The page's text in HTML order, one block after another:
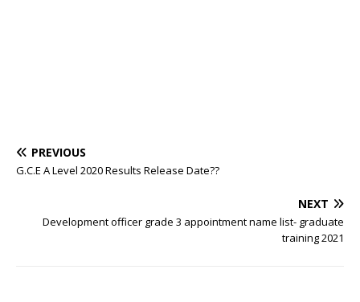
PREVIOUS
G.C.E A Level 2020 Results Release Date??
NEXT
Development officer grade 3 appointment name list- graduate
training 2021